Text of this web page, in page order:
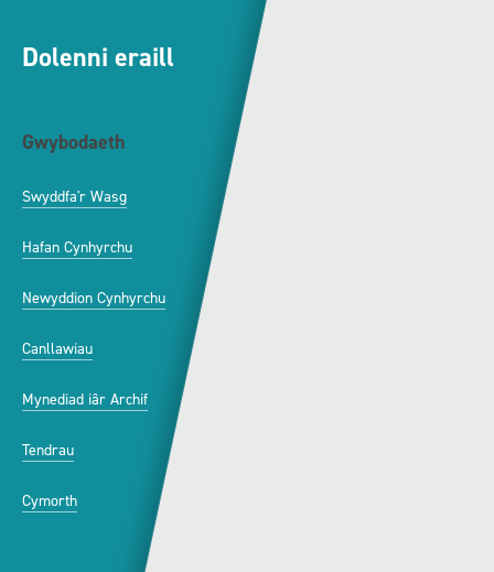
Dolenni eraill
Gwybodaeth
Swyddfa'r Wasg
Hafan Cynhyrchu
Newyddion Cynhyrchu
Canllawiau
Mynediad iâr Archif
Tendrau
Cymorth